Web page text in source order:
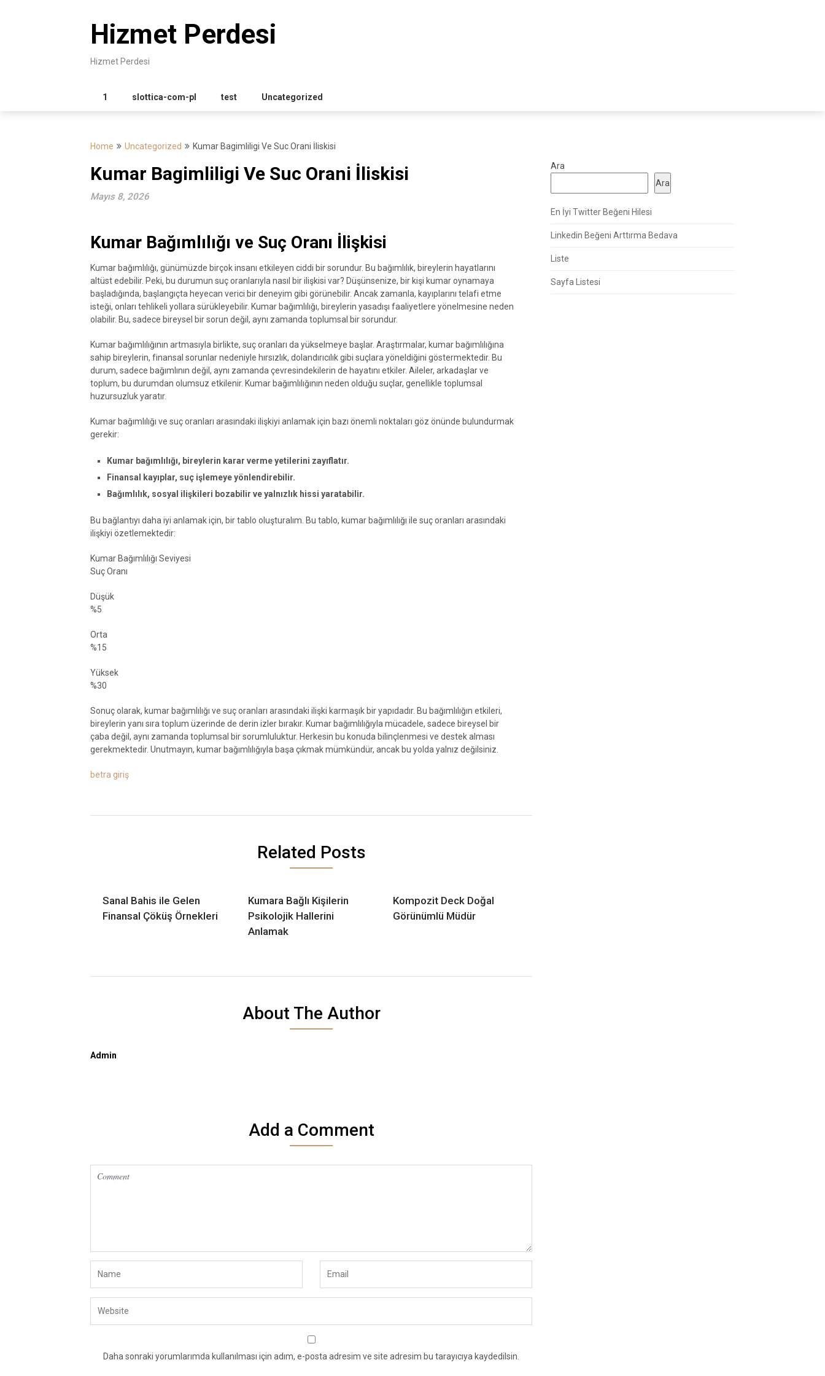
Hizmet Perdesi
Hizmet Perdesi
1 slottica-com-pl test Uncategorized
Home Uncategorized Kumar Bagimliligi Ve Suc Orani İliskisi
Kumar Bagimliligi Ve Suc Orani İliskisi
Mayıs 8, 2026
Kumar Bağımlılığı ve Suç Oranı İlişkisi
Kumar bağımlılığı, günümüzde birçok insanı etkileyen ciddi bir sorundur. Bu bağımlılık, bireylerin hayatlarını
altüst edebilir. Peki, bu durumun suç oranlarıyla nasıl bir ilişkisi var? Düşünsenize, bir kişi kumar oynamaya
başladığında, başlangıçta heyecan verici bir deneyim gibi görünebilir. Ancak zamanla, kayıplarını telafi etme
isteği, onları tehlikeli yollara sürükleyebilir. Kumar bağımlılığı, bireylerin yasadışı faaliyetlere yönelmesine neden
olabilir. Bu, sadece bireysel bir sorun değil, aynı zamanda toplumsal bir sorundur.
Kumar bağımlılığının artmasıyla birlikte, suç oranları da yükselmeye başlar. Araştırmalar, kumar bağımlılığına
sahip bireylerin, finansal sorunlar nedeniyle hırsızlık, dolandırıcılık gibi suçlara yöneldiğini göstermektedir. Bu
durum, sadece bağımlının değil, aynı zamanda çevresindekilerin de hayatını etkiler. Aileler, arkadaşlar ve
toplum, bu durumdan olumsuz etkilenir. Kumar bağımlılığının neden olduğu suçlar, genellikle toplumsal
huzursuzluk yaratır.
Kumar bağımlılığı ve suç oranları arasındaki ilişkiyi anlamak için bazı önemli noktaları göz önünde bulundurmak
gerekir:
Kumar bağımlılığı, bireylerin karar verme yetilerini zayıflatır.
Finansal kayıplar, suç işlemeye yönlendirebilir.
Bağımlılık, sosyal ilişkileri bozabilir ve yalnızlık hissi yaratabilir.
Bu bağlantıyı daha iyi anlamak için, bir tablo oluşturalım. Bu tablo, kumar bağımlılığı ile suç oranları arasındaki
ilişkiyi özetlemektedir:
Kumar Bağımlılığı Seviyesi
Suç Oranı
Düşük
%5
Orta
%15
Yüksek
%30
Sonuç olarak, kumar bağımlılığı ve suç oranları arasındaki ilişki karmaşık bir yapıdadır. Bu bağımlılığın etkileri,
bireylerin yanı sıra toplum üzerinde de derin izler bırakır. Kumar bağımlılığıyla mücadele, sadece bireysel bir
çaba değil, aynı zamanda toplumsal bir sorumluluktur. Herkesin bu konuda bilinçlenmesi ve destek alması
gerekmektedir. Unutmayın, kumar bağımlılığıyla başa çıkmak mümkündür, ancak bu yolda yalnız değilsiniz.
betra giriş
Related Posts
Sanal Bahis ile Gelen
Finansal Çöküş Örnekleri
Kumara Bağlı Kişilerin
Psikolojik Hallerini
Anlamak
Kompozit Deck Doğal
Görünümlü Müdür
About The Author
Admin
Add a Comment
Daha sonraki yorumlarımda kullanılması için adım, e-posta adresim ve site adresim bu tarayıcıya kaydedilsin.
Ara
Ara
En İyi Twitter Beğeni Hilesi
Linkedin Beğeni Arttırma Bedava
Liste
Sayfa Listesi